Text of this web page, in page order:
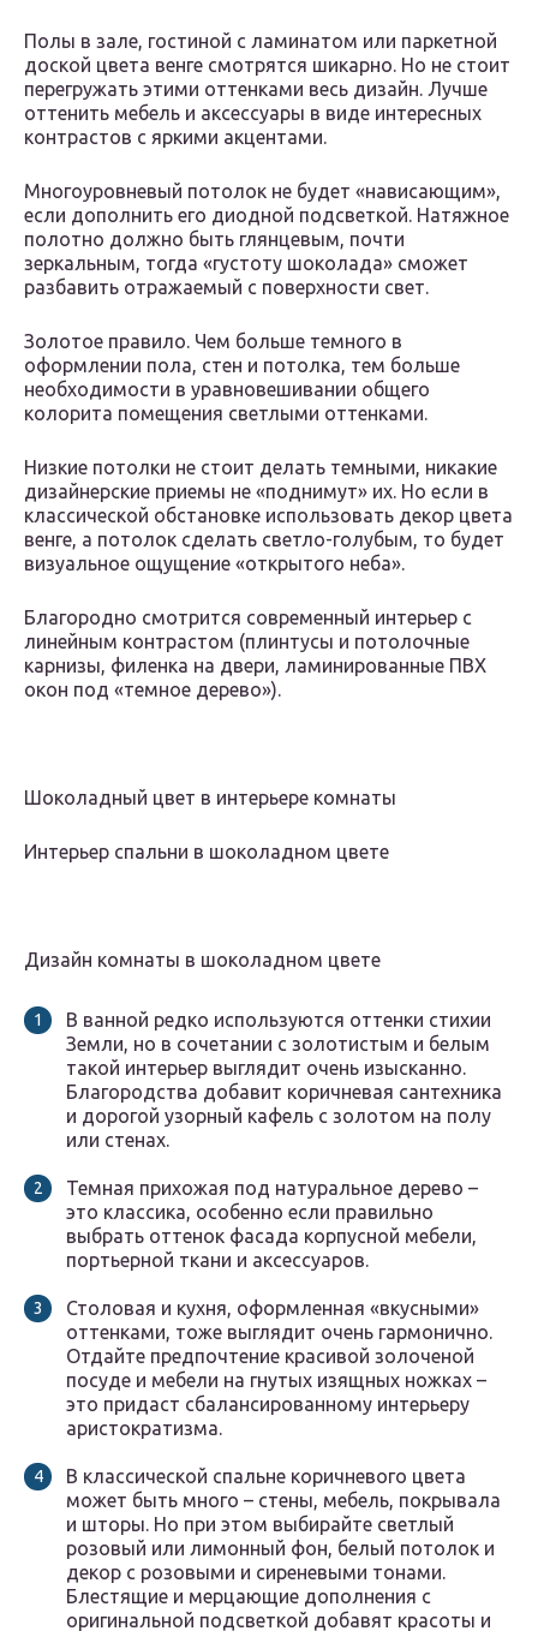
Полы в зале, гостиной с ламинатом или паркетной
доской цвета венге смотрятся шикарно. Но не стоит
перегружать этими оттенками весь дизайн. Лучше
оттенить мебель и аксессуары в виде интересных
контрастов с яркими акцентами.
Многоуровневый потолок не будет «нависающим»,
если дополнить его диодной подсветкой. Натяжное
полотно должно быть глянцевым, почти
зеркальным, тогда «густоту шоколада» сможет
разбавить отражаемый с поверхности свет.
Золотое правило. Чем больше темного в
оформлении пола, стен и потолка, тем больше
необходимости в уравновешивании общего
колорита помещения светлыми оттенками.
Низкие потолки не стоит делать темными, никакие
дизайнерские приемы не «поднимут» их. Но если в
классической обстановке использовать декор цвета
венге, а потолок сделать светло-голубым, то будет
визуальное ощущение «открытого неба».
Благородно смотрится современный интерьер с
линейным контрастом (плинтусы и потолочные
карнизы, филенка на двери, ламинированные ПВХ
окон под «темное дерево»).
Шоколадный цвет в интерьере комнаты
Интерьер спальни в шоколадном цвете
Дизайн комнаты в шоколадном цвете
В ванной редко используются оттенки стихии
Земли, но в сочетании с золотистым и белым
такой интерьер выглядит очень изысканно.
Благородства добавит коричневая сантехника
и дорогой узорный кафель с золотом на полу
или стенах.
Темная прихожая под натуральное дерево –
это классика, особенно если правильно
выбрать оттенок фасада корпусной мебели,
портьерной ткани и аксессуаров.
Столовая и кухня, оформленная «вкусными»
оттенками, тоже выглядит очень гармонично.
Отдайте предпочтение красивой золоченой
посуде и мебели на гнутых изящных ножках –
это придаст сбалансированному интерьеру
аристократизма.
В классической спальне коричневого цвета
может быть много – стены, мебель, покрывала
и шторы. Но при этом выбирайте светлый
розовый или лимонный фон, белый потолок и
декор с розовыми и сиреневыми тонами.
Блестящие и мерцающие дополнения с
оригинальной подсветкой добавят красоты и